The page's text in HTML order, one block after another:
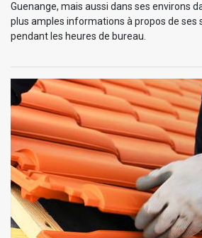
Guenange, mais aussi dans ses environs
plus amples informations à propos de ses
pendant les heures de bureau.